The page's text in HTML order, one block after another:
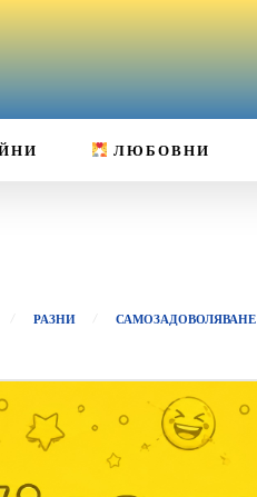
ЛЮБОВНИ
РАЗНИ САМОЗАДОВОЛЯВАНЕ